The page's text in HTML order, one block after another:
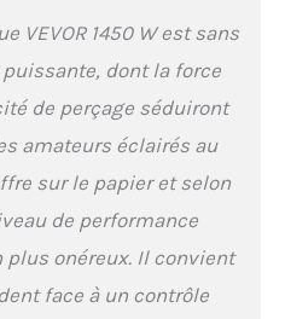
VEVOR 1450 W est sans
dont la force
de perçage séduiront
amateurs éclairés au
sur le papier et selon
de performance
onéreux. Il convient
face à un contrôle